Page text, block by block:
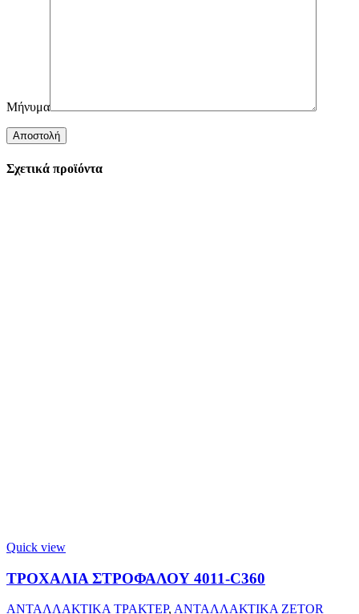
Μήνυμα
Σχετικά προϊόντα
Quick view
ΤΡΟΧΑΛΙΑ ΣΤΡΟΦΑΛΟΥ 4011-C360
ΑΝΤΑΛΛΑΚΤΙΚΑ ΤΡΑΚΤΕΡ, ΑΝΤΑΛΛΑΚΤΙΚΑ ZETOR